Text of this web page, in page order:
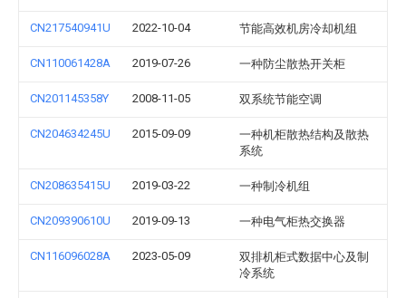
CN217540941U 2022-10-04 节能高效机房冷却机组
CN110061428A 2019-07-26 一种防尘散热开关柜
CN201145358Y 2008-11-05 双系统节能空调
CN204634245U 2015-09-09
一种机柜散热结构及散热
系统
CN208635415U 2019-03-22 一种制冷机组
CN209390610U 2019-09-13 一种电气柜热交换器
CN116096028A 2023-05-09
双排机柜式数据中心及制
冷系统